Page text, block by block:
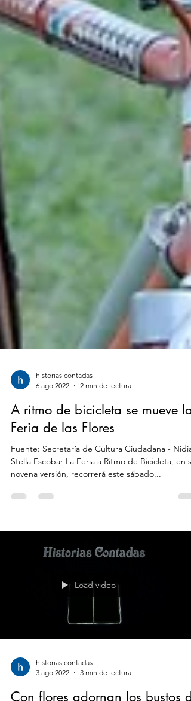
6 ago 2022
2 min de lectura
A ritmo de bicicleta se mueve la
Feria de las Flores
Fuente: Secretaría de Cultura Ciudadana - Nidia
novena versión, recorrerá este sábado...
Load video